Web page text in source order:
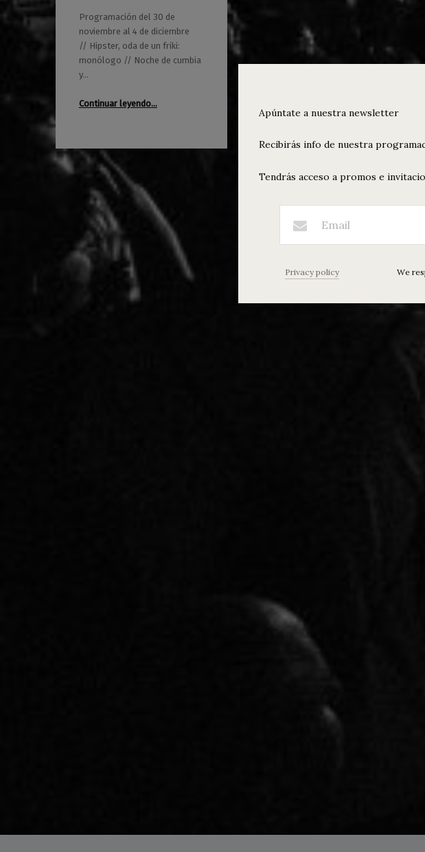
Programación del 30 de
noviembre al 4 de diciembre
// Hipster, oda de un friki:
monólogo // Noche de cumbia
y…
Continuar leyendo“Programación del 30 de noviembre al 4 de diciembre”
…
Apúntate a nuestra newsletter
Recibirás info de nuestra
Tendrás acceso a promos e
Privacy policy We